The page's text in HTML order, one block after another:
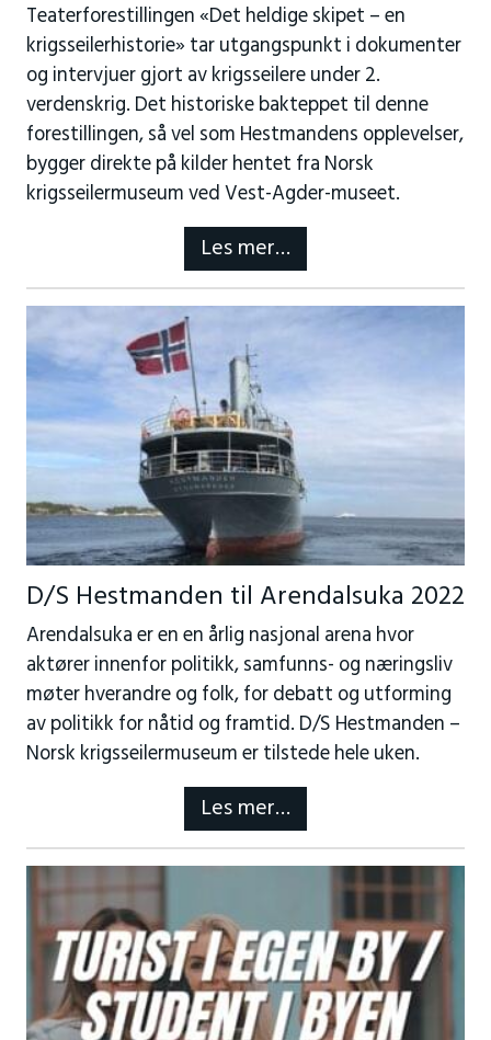
Teaterforestillingen «Det heldige skipet – en
krigsseilerhistorie» tar utgangspunkt i dokumenter
og intervjuer gjort av krigsseilere under 2.
verdenskrig. Det historiske bakteppet til denne
forestillingen, så vel som Hestmandens opplevelser,
bygger direkte på kilder hentet fra Norsk
krigsseilermuseum ved Vest-Agder-museet.
Les mer…
D/S Hestmanden til Arendalsuka 2022
Arendalsuka er en en årlig nasjonal arena hvor
aktører innenfor politikk, samfunns- og næringsliv
møter hverandre og folk, for debatt og utforming
av politikk for nåtid og framtid. D/S Hestmanden –
Norsk krigsseilermuseum er tilstede hele uken.
Les mer…